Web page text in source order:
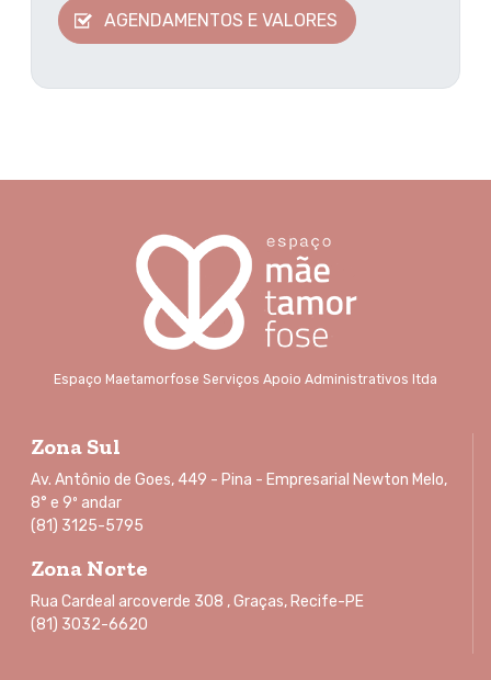
AGENDAMENTOS E VALORES
Espaço Maetamorfose Serviços Apoio Administrativos ltda
Zona Sul
Av. Antônio de Goes, 449 - Pina - Empresarial Newton Melo,
8° e 9º andar
(81) 3125-5795
Zona Norte
Rua Cardeal arcoverde 308 , Graças, Recife-PE
(81) 3032-6620